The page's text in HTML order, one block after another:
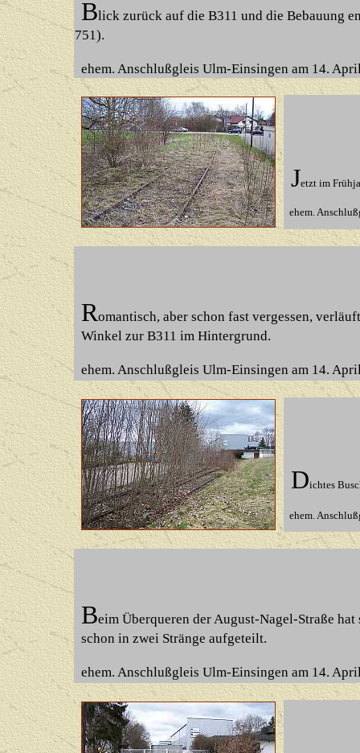
Blick zurück auf die B311 und die Bebauung
751).
ehem. Anschlußgleis Ulm-Einsingen am 14.
Jetzt im
ehem.
Romantisch, aber schon fast vergessen,
Winkel zur B311 im Hintergrund.
ehem. Anschlußgleis Ulm-Einsingen am 14.
Dichtes
ehem.
Beim Überqueren der August-Nagel-Straße
schon in zwei Stränge aufgeteilt.
ehem. Anschlußgleis Ulm-Einsingen am 14.